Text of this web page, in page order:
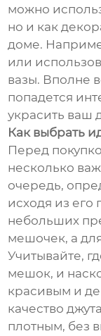
можно
но и как
доме.
или
вазы. Вполне
попадется
украсить ваш
Как выбрать
Перед
несколько
очередь,
исходя из его
небольших
мешочек, а
Учитывайте,
мешок, и
красивым и
качество
плотным, без